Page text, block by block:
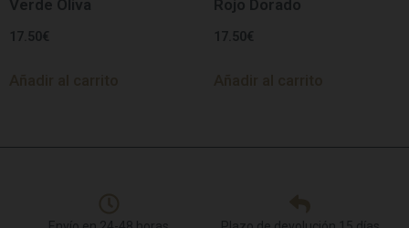
Verde Oliva
17.50€
Rojo Dorado
17.50€